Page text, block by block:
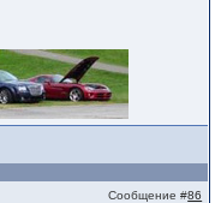
Сообщение #86